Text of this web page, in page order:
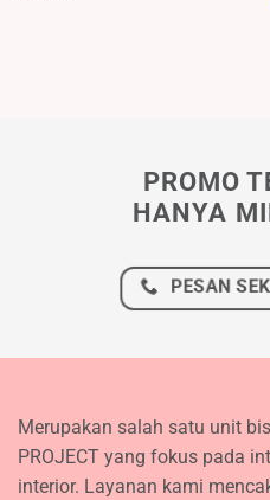
PROMO
HANYA
PESAN
Merupakan salah satu unit
PROJECT yang fokus pada
interior. Layanan kami